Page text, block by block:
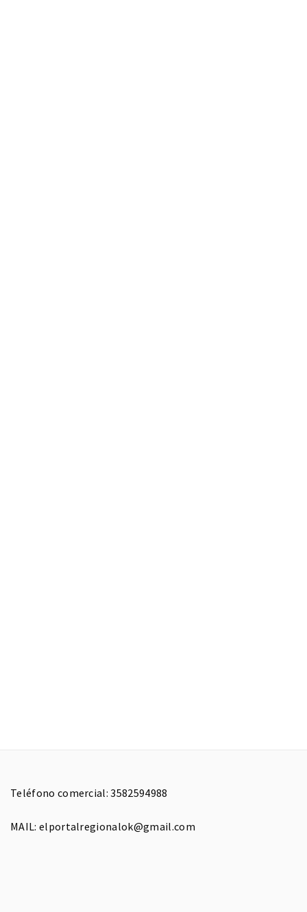
Teléfono comercial: 3582594988
MAIL: elportalregionalok@gmail.com